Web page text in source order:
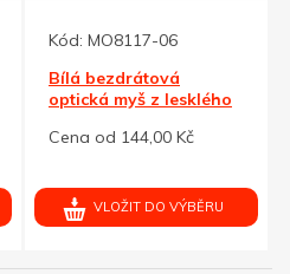
Kód: MO8117-06
Bílá bezdrátová
optická myš z lesklého
Cena od 144,00 Kč
VLOŽIT DO VÝBĚRU